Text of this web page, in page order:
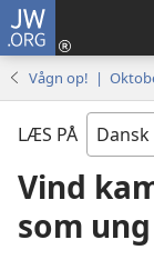
JW.ORG
Vågn op! |
LÆS PÅ
Vind
som ung